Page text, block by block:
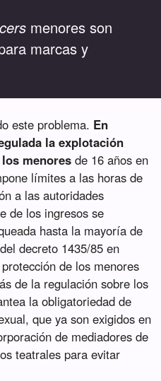
menores son
marcas y
este problema. En
la explotación
menores de 16 años en
límites a las horas de
a las autoridades
de los ingresos se
hasta la mayoría de
decreto 1435/85 en
de los menores
de la regulación sobre los
la obligatoriedad de
que ya son exigidos en
de mediadores de
teatrales para evitar